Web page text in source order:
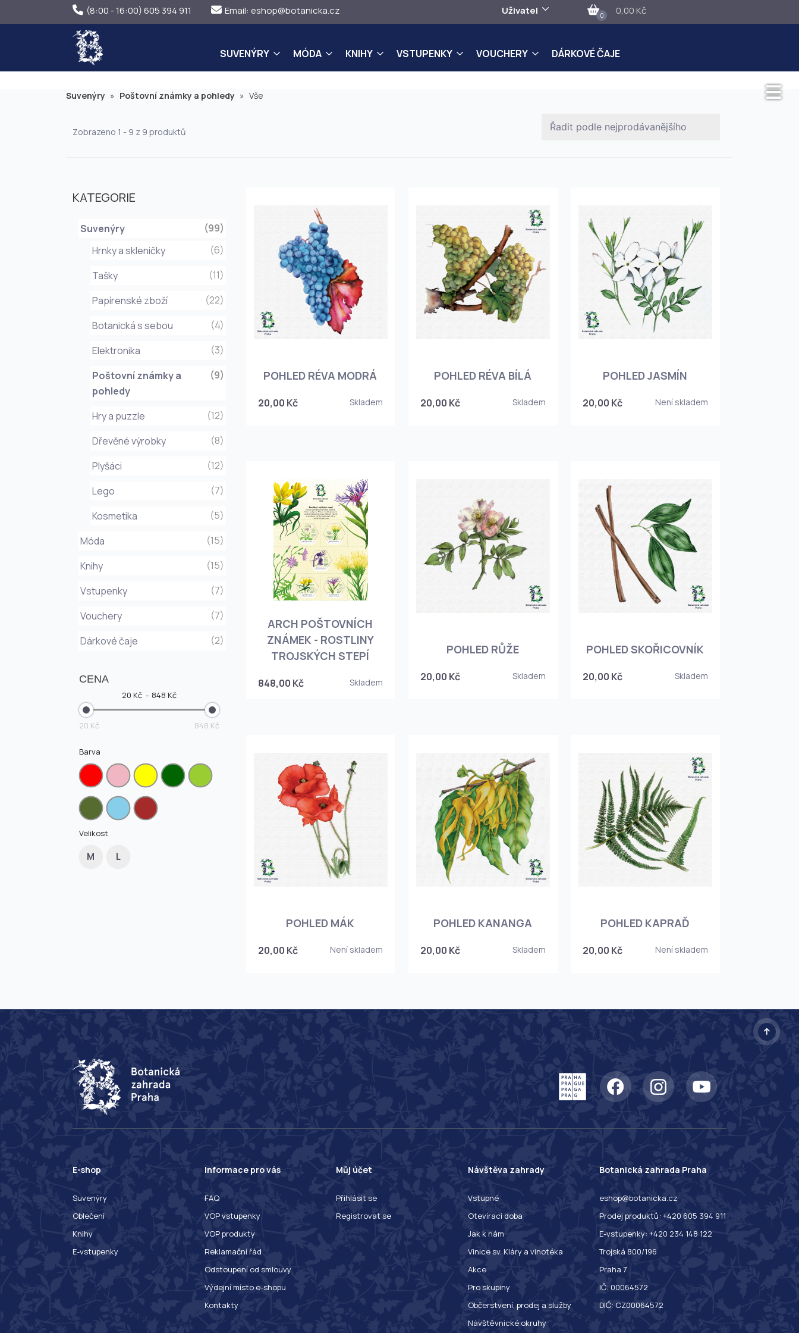
(8:00 - 16:00) 605 394 911 Email: eshop@botanicka.cz Uživatel 0 0,00 Kč
SUVENÝRY MÓDA KNIHY VSTUPENKY VOUCHERY DÁRKOVÉ ČAJE
Suvenýry » Poštovní známky a pohledy » Vše
Zobrazeno 1 - 9 z 9 produktů
KATEGORIE
Suvenýry
(99)
Hrnky a skleničky
(6)
Tašky
(11)
Papírenské zboží
(22)
Botanická s sebou
(4)
Elektronika
(3)
Poštovní známky a
pohledy
(9)
Hry a puzzle
(12)
Dřevěné výrobky
(8)
Plyšáci
(12)
Lego
(7)
Kosmetika
(5)
Móda
(15)
Knihy
(15)
Vstupenky
(7)
Vouchery
(7)
Dárkové čaje
(2)
CENA
20 Kč 848 Kč
20 Kč 848 Kč
Barva
Velikost
M L
POHLED RÉVA MODRÁ
20,00 Kč Skladem
POHLED RÉVA BÍLÁ
20,00 Kč Skladem
POHLED JASMÍN
20,00 Kč Není skladem
ARCH POŠTOVNÍCH
ZNÁMEK - ROSTLINY
TROJSKÝCH STEPÍ
848,00 Kč Skladem
POHLED RŮŽE
20,00 Kč Skladem
POHLED SKOŘICOVNÍK
20,00 Kč Skladem
POHLED MÁK
20,00 Kč Není skladem
POHLED KANANGA
20,00 Kč Skladem
POHLED KAPRAĎ
20,00 Kč Není skladem
E-shop
Suvenýry
Oblečení
Knihy
E-vstupenky
Informace pro vás
FAQ
VOP vstupenky
VOP produkty
Reklamační řád
Odstoupení od smlouvy
Výdejní místo e-shopu
Kontakty
Můj účet
Přihlásit se
Registrovat se
Návštěva zahrady
Vstupné
Otevírací doba
Jak k nám
Vinice sv. Kláry a vinotéka
Akce
Pro skupiny
Občerstvení, prodej a služby
Návštěvnické okruhy
Botanická zahrada Praha
eshop@botanicka.cz
Prodej produktů: +420 605 394 911
E-vstupenky: +420 234 148 122
Trojská 800/196
Praha 7
IČ: 00064572
DIČ: CZ00064572